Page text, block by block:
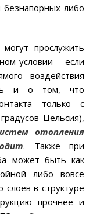
либо
прослужить
условии – если
воздействия
и о том, что
только с
Цельсия),
отопления
. Также при
может быть как
либо вовсе
в структуре
прочнее и